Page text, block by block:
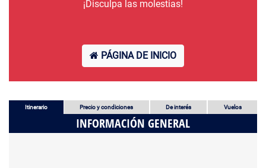
¡Disculpa las molestias!
PÁGINA DE INICIO
Itinerario Precio y condiciones De interés Vuelos
INFORMACIÓN GENERAL